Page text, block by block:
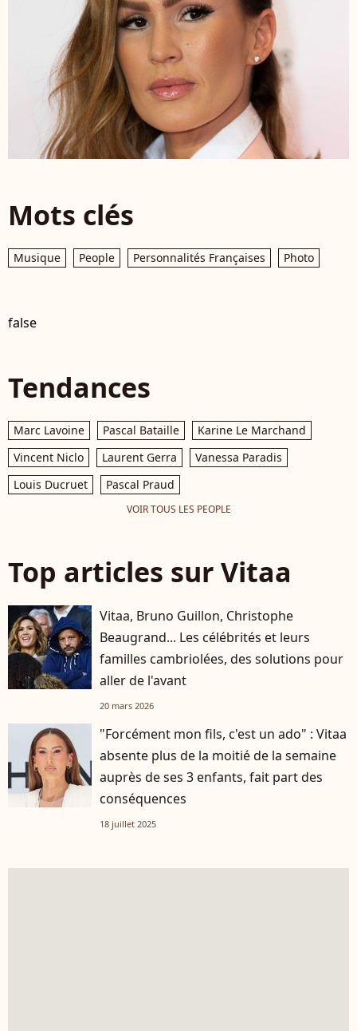
Mots clés
Musique People Personnalités Françaises Photo
false
Tendances
Marc Lavoine Pascal Bataille
Karine Le Marchand
Vincent Niclo
Laurent Gerra
Vanessa Paradis
Louis Ducruet
Pascal Praud
VOIR TOUS LES PEOPLE
Top articles sur Vitaa
Vitaa, Bruno Guillon, Christophe
Beaugrand... Les célébrités et leurs
familles cambriolées, des solutions pour
aller de l'avant
20 mars 2026
"Forcément mon fils, c'est un ado" : Vitaa
absente plus de la moitié de la semaine
auprès de ses 3 enfants, fait part des
conséquences
18 juillet 2025